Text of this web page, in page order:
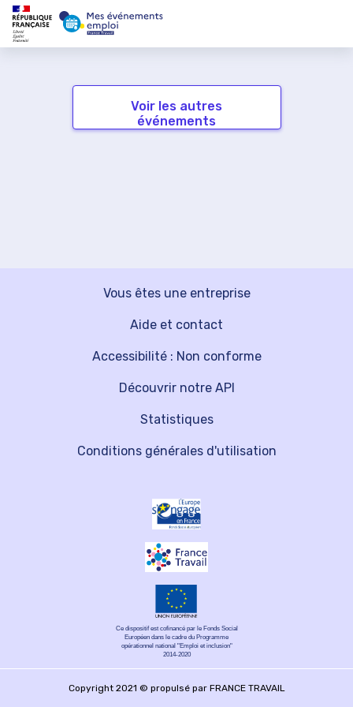
Voir les autres
événements
Vous êtes une entreprise
Découvrir notre API
Aide et contact
Statistiques
Accessibilité : Non conforme
Conditions générales d'utilisation
Ce dispositif est cofinancé par le Fonds Social
Européen dans le cadre du Programme
opérationnel national "Emploi et inclusion"
2014-2020
Copyright 2021 © propulsé par FRANCE TRAVAIL